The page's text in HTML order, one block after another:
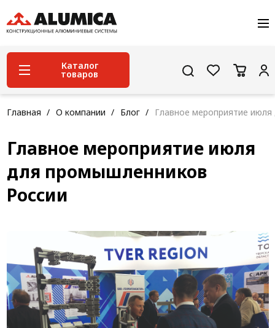
О компании
Услуги
Сервис и поддержка
Проекты
Контакты
Каталог
товаров
Система конструкционного алюминиевого
профиля
Конструкционная трубная система
Модульная трубная система
Кабельные короба
Лестничная система
Система линейного перемещения NEW!
Система V-паза NEW!
Алюминиевые промышленные ограждения
Главная О компании Блог Главное мероприятие
Главное мероприятие июля
для промышленников
России